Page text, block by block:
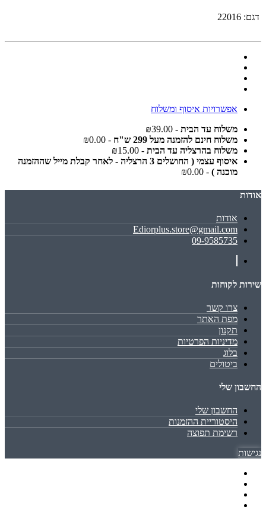
דגם: 22016
אפשרויות איסוף ומשלוח
משלוח עד הבית - ₪39.00
משלוח חינם להזמנה מעל 299 ש"ח
- ₪0.00
משלוח בהרצליה עד הבית - ₪15.00
איסוף עצמי ( החושלים 3 הרצליה - לאחר קבלת מייל שההזמנה
מוכנה ) - ₪0.00
אודות
אודות
Ediorplus.store@gmail.com
09-9585735
שירות לקוחות
צרו קשר
מפת האתר
תקנון
מדיניות הפרטיות
בלוג
ביטולים
החשבון שלי
החשבון שלי
היסטוריית ההזמנות
רשימת תפוצה
נגישות